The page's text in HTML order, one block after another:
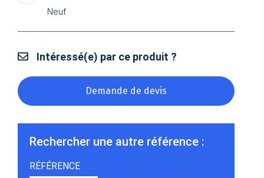
Neuf
Intéressé(e) par ce produit ?
Demande de devis
Rechercher une autre référence :
RÉFÉRENCE